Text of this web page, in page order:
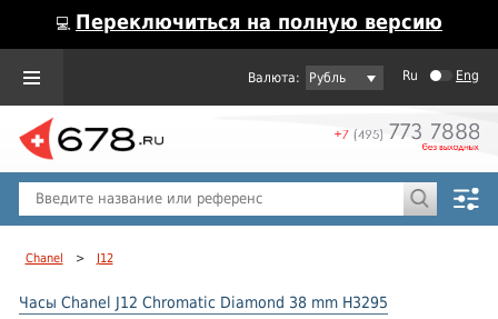
💻 Переключиться на полную версию
Рубль Ru Eng
Chanel > J12
Часы Chanel J12 Chromatic Diamond 38 mm H3295